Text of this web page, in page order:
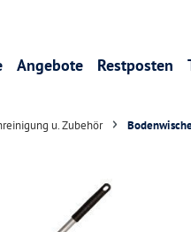
Angebote Restposten
u. Zubehör